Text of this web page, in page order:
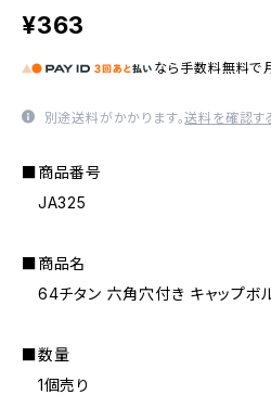
¥363
なら 手数料無料で
別途送料がかかります。送料を確認す
■商品番号
JA325
■商品名
64チタン 六角穴付き キャップボ
■数量
1個売り